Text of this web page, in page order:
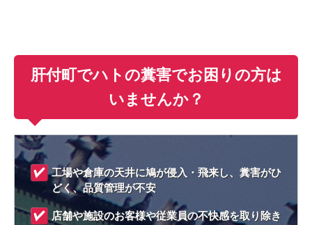
肝付町でハトの糞害でお困りの方は
いませんか？
工場や倉庫の天井に鳩が侵入・飛来し、糞害がひ
どく、品質管理が不安
店舗や施設のお客様や従業員の不快感を取り除き